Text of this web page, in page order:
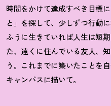
時間をかけて達成すべき目標
と」を探して、少しずつ行動
ふうに生きていれば人生は短
た、遠くに住んでいる友人、
う。これまでに築いたことを
キャンパスに描いて。